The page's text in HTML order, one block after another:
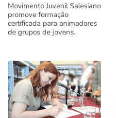
Movimento Juvenil Salesiano
promove formação
certificada para animadores
de grupos de jovens.